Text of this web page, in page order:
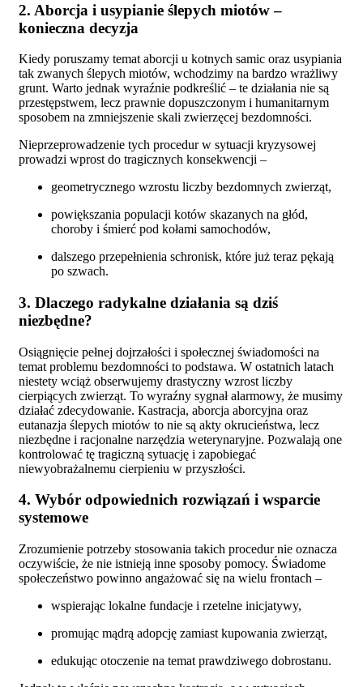
2. Aborcja i usypianie ślepych miotów –
konieczna decyzja
Kiedy poruszamy temat aborcji u kotnych samic oraz usypiania
tak zwanych ślepych miotów, wchodzimy na bardzo wrażliwy
grunt. Warto jednak wyraźnie podkreślić – te działania nie są
przestępstwem, lecz prawnie dopuszczonym i humanitarnym
sposobem na zmniejszenie skali zwierzęcej bezdomności.
Nieprzeprowadzenie tych procedur w sytuacji kryzysowej
prowadzi wprost do tragicznych konsekwencji –
geometrycznego wzrostu liczby bezdomnych zwierząt,
powiększania populacji kotów skazanych na głód,
choroby i śmierć pod kołami samochodów,
dalszego przepełnienia schronisk, które już teraz pękają
po szwach.
3. Dlaczego radykalne działania są dziś
niezbędne?
Osiągnięcie pełnej dojrzałości i społecznej świadomości na
temat problemu bezdomności to podstawa. W ostatnich latach
niestety wciąż obserwujemy drastyczny wzrost liczby
cierpiących zwierząt. To wyraźny sygnał alarmowy, że musimy
działać zdecydowanie. Kastracja, aborcja aborcyjna oraz
eutanazja ślepych miotów to nie są akty okrucieństwa, lecz
niezbędne i racjonalne narzędzia weterynaryjne. Pozwalają one
kontrolować tę tragiczną sytuację i zapobiegać
niewyobrażalnemu cierpieniu w przyszłości.
4. Wybór odpowiednich rozwiązań i wsparcie
systemowe
Zrozumienie potrzeby stosowania takich procedur nie oznacza
oczywiście, że nie istnieją inne sposoby pomocy. Świadome
społeczeństwo powinno angażować się na wielu frontach –
wspierając lokalne fundacje i rzetelne inicjatywy,
promując mądrą adopcję zamiast kupowania zwierząt,
edukując otoczenie na temat prawdziwego dobrostanu.